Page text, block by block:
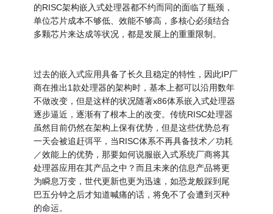
的RISC架构嵌入式处理器都不约而同的面临了瓶颈，
单位芯片成本不够低、效能不够高，多核心必须结合
多颗芯片来达成等状况，都是发展上的重重限制。
过去的嵌入式应用具备了长久且稳定的特性，因此IP厂
商在推出1款处理器的架构时，基本上都可以沿用数年
不做改变，但是这样的状况随著x86体系嵌入式处理器
逐步逼近，逐渐有了根本上的改变。传统RISC处理器
虽然目前仍然在架构上保有优势，但是这些优势总有
一天会被追赶弭平，当RISC体系不再具备技术／功耗
／效能上的优势，那要如何说服嵌入式系统厂商将其
处理器应用在其产品之中？而且未来的信息产品将更
为瞬息万变，世代更新也更为迅速，如恐龙般踩到尾
巴五分钟之后才知道喊痛的话，将免不了会遭到灭种
的命运。